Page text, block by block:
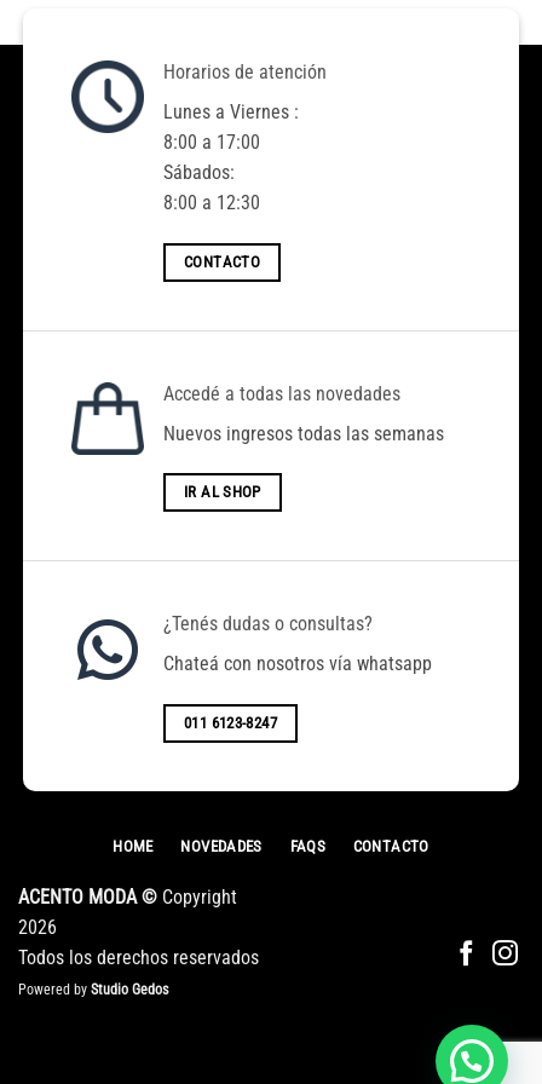
Horarios de atención
Lunes a Viernes :
8:00 a 17:00
Sábados:
8:00 a 12:30
CONTACTO
Accedé a todas las novedades
Nuevos ingresos todas las semanas
IR AL SHOP
¿Tenés dudas o consultas?
Chateá con nosotros vía whatsapp
011 6123-8247
ACENTO MODA © Copyright
2026
Todos los derechos reservados
Powered by Studio Gedos
HOME NOVEDADES FAQS CONTACTO
Hola, Bienvenido a ACENTO MODA
El Monto mínimo de compra es
Transporte que Desee el Cliente)
-Horarios de Atención: Lunes A Viernes 8
-Envíos a TODO EL PAÍS / RETIRO POR
ARGENTINO )
- Efectivo en el local
- Mercadopago (Recargo del 15%).